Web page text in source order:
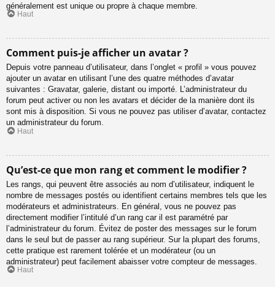
généralement est unique ou propre à chaque membre.
Haut
Comment puis-je afficher un avatar ?
Depuis votre panneau d’utilisateur, dans l’onglet « profil » vous pouvez
ajouter un avatar en utilisant l’une des quatre méthodes d’avatar
suivantes : Gravatar, galerie, distant ou importé. L’administrateur du
forum peut activer ou non les avatars et décider de la manière dont ils
sont mis à disposition. Si vous ne pouvez pas utiliser d’avatar, contactez
un administrateur du forum.
Haut
Qu’est-ce que mon rang et comment le modifier ?
Les rangs, qui peuvent être associés au nom d’utilisateur, indiquent le
nombre de messages postés ou identifient certains membres tels que les
modérateurs et administrateurs. En général, vous ne pouvez pas
directement modifier l’intitulé d’un rang car il est paramétré par
l’administrateur du forum. Évitez de poster des messages sur le forum
dans le seul but de passer au rang supérieur. Sur la plupart des forums,
cette pratique est rarement tolérée et un modérateur (ou un
administrateur) peut facilement abaisser votre compteur de messages.
Haut